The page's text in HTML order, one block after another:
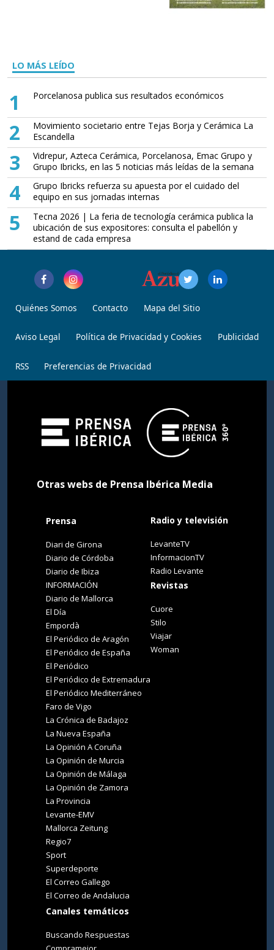
LO MÁS LEÍDO
1 Porcelanosa publica sus resultados económicos
2
Movimiento societario entre Tejas Borja y Cerámica La
Escandella
3
Vidrepur, Azteca Cerámica, Porcelanosa, Emac Grupo y
Grupo Ibricks, en las 5 noticias más leídas de la semana
4
Grupo Ibricks refuerza su apuesta por el cuidado del
equipo en sus jornadas internas
5
Tecna 2026 | La feria de tecnología cerámica publica la
ubicación de sus expositores: consulta el pabellón y
estand de cada empresa
Quiénes Somos Contacto Mapa del Sitio
Aviso Legal Política de Privacidad y Cookies Publicidad
RSS Preferencias de Privacidad
Otras webs de Prensa Ibérica Media
Prensa
Diari de Girona
Diario de Córdoba
Diario de Ibiza
INFORMACIÓN
Diario de Mallorca
El Día
Empordà
El Periódico de Aragón
El Periódico de España
El Periódico
El Periódico de Extremadura
El Periódico Mediterráneo
Faro de Vigo
La Crónica de Badajoz
La Nueva España
La Opinión A Coruña
La Opinión de Murcia
La Opinión de Málaga
La Opinión de Zamora
La Provincia
Levante-EMV
Mallorca Zeitung
Regio7
Sport
Superdeporte
El Correo Gallego
El Correo de Andalucia
Canales temáticos
Buscando Respuestas
Radio y televisión
LevanteTV
InformacionTV
Radio Levante
Revistas
Cuore
Stilo
Viajar
Woman